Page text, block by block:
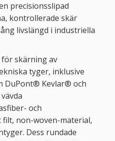
precisionsslipad
kontrollerade skär
livslängd i industriella
för skärning av
tyger, inklusive
DuPont® Kevlar® och
och
non-woven-material,
Dess rundade